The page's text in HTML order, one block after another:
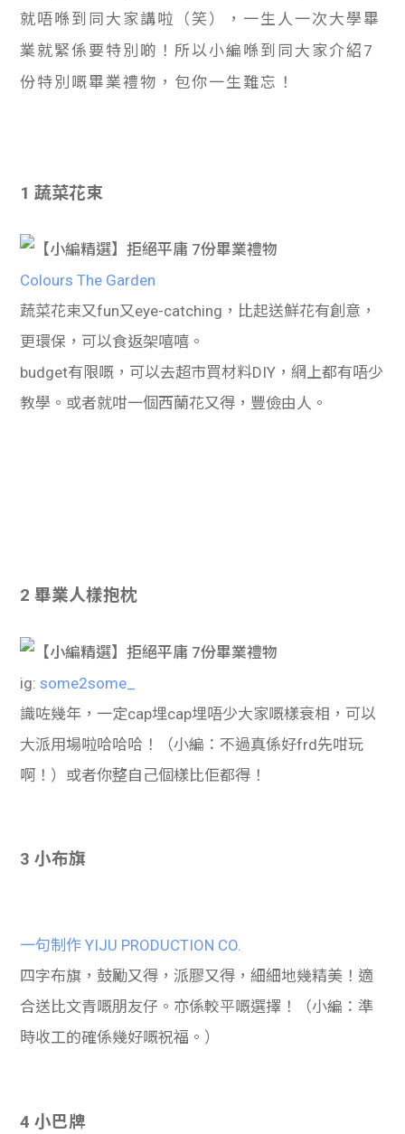
貸款
貸款
de
理財
貸款
就唔喺到同大家講啦（笑），一生人一次大學畢
業就緊係要特別啲！所以小編喺到同大家介紹7
份特別嘅畢業禮物，包你一生難忘！
1 蔬菜花束
Colours The Garden
蔬菜花束又fun又eye-catching，比起送鮮花有創意，
更環保，可以食返架嘻嘻。
budget有限嘅，可以去超市買材料DIY，網上都有唔少
教學。或者就咁一個西蘭花又得，豐儉由人。
2 畢業人樣抱枕
ig:some2some_
識咗幾年，一定cap埋cap埋唔少大家嘅樣衰相，可以
大派用場啦哈哈哈！（小編：不過真係好frd先咁玩
啊！）或者你整自己個樣比佢都得！
3 小布旗
一句制作 YIJU PRODUCTION CO.
四字布旗，鼓勵又得，派膠又得，細細地幾精美！適
合送比文青嘅朋友仔。亦係較平嘅選擇！（小編：準
時收工的確係幾好嘅祝福。）
4 小巴牌